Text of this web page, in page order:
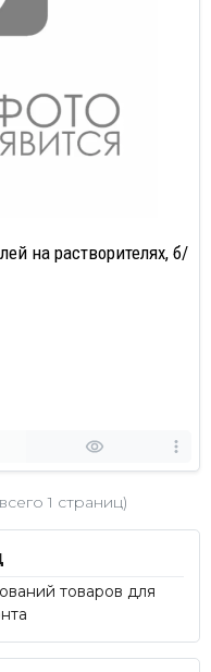
на растворителях, б/
1 страниц)
товаров для